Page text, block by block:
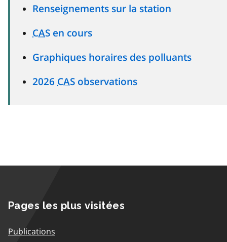
Renseignements sur la station
CAS en cours
Graphiques horaires des polluants
2026 CAS observations
Pages les plus visitées
Publications